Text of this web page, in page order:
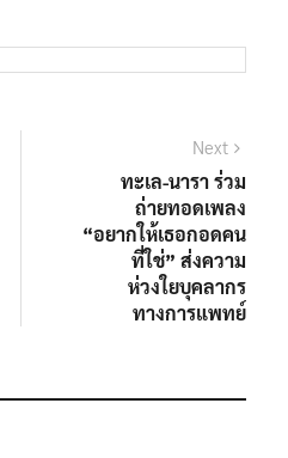
Next
ทะเล-นารา ร่วม
ถ่ายทอดเพลง
“อยากให้เธอกอดคน
ที่ใช่” ส่งความ
ห่วงใยบุคลากร
ทางการแพทย์